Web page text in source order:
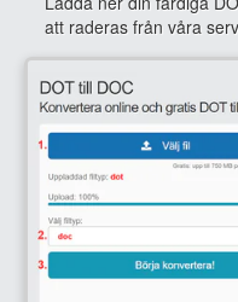
att raderas från våra